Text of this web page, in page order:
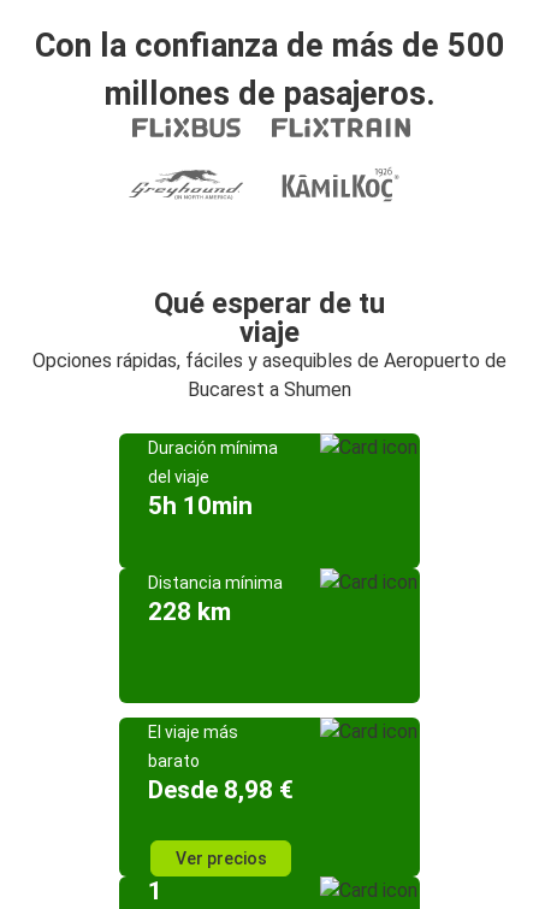
Con la confianza de más de 500
millones de pasajeros.
Qué esperar de tu
viaje
Opciones rápidas, fáciles y asequibles de Aeropuerto de
Bucarest a Shumen
Duración mínima
del viaje
5h 10min
Distancia mínima
228 km
El viaje más
barato
Desde 8,98 €
Ver precios
1